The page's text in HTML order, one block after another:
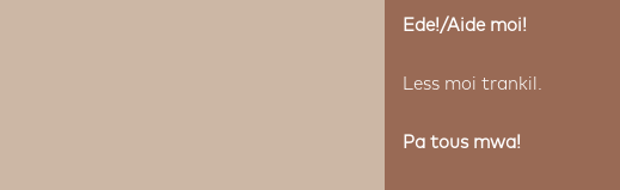
Ede!/Aide moi!
Less moi trankil.
Pa tous mwa!